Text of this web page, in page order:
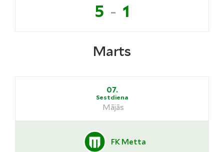
5 - 1
Marts
07.
Sestdiena
Mājās
FK Metta